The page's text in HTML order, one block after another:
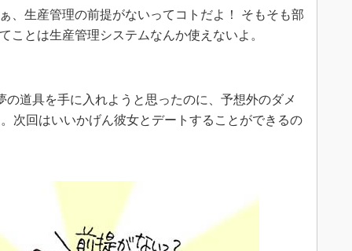
、生産管理の前提がないってコトだよ！ そもそも部
ことは生産管理システムなんか使えないよ。
道具を手に入れようと思ったのに、予想外のダメ
次回はいいかげん彼女とデートすることができるの